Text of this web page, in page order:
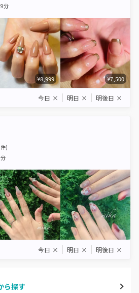
分
¥8,999 ¥7,500
今日 × 明日 × 明後日 ×
件)
今日 × 明日 × 明後日 ×
ら探す